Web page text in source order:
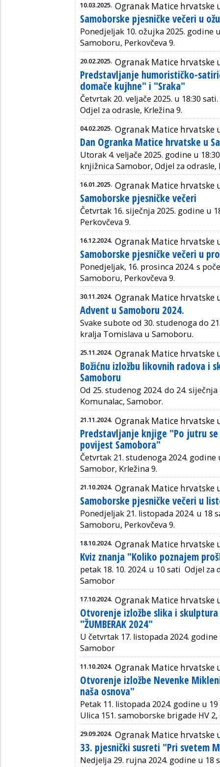
10.03.2025. Ogranak Matice hrvatske
Samoborske pjesničke večeri u
Ponedjeljak 10. ožujka 2025. godine
Samoboru, Perkovčeva 9.
20.02.2025. Ogranak Matice hrvatske
Predstavljanje humorističko-
domače kujhne" i "Sraka"
Četvrtak 20. veljače 2025. u 18:30
Odjel za odrasle, Krležina 9.
04.02.2025. Ogranak Matice hrvatske
Dan Ogranka Matice hrvatske u
Utorak 4. veljače 2025. godine u
knjižnica Samobor, Odjel za
16.01.2025. Ogranak Matice hrvatske
Samoborske pjesničke večeri
Četvrtak 16. siječnja 2025. godine u
Perkovčeva 9.
16.12.2024. Ogranak Matice hrvatske
Samoborske pjesničke večeri u
Ponedjeljak, 16. prosinca 2024. s
Samoboru, Perkovčeva 9.
30.11.2024. Ogranak Matice hrvatske
Advent u Samoboru 2024.
Svake subote od 30. studenoga do
kralja Tomislava u Samoboru.
25.11.2024. Ogranak Matice hrvatske
Božićnu izložbu likovnih radova i
Samoboru
Od 25. studenog 2024. do 24.
Komunalac, Samobor.
21.11.2024. Ogranak Matice hrvatske
Predstavljanje knjige "Po jutru
povijest Samobora"
Četvrtak 21. studenoga 2024. godine
Samobor, Krležina 9.
21.10.2024. Ogranak Matice hrvatske
Samoborske pjesničke večeri u
Ponedjeljak 21. listopada 2024. u 18
Samoboru, Perkovčeva 9.
18.10.2024. Ogranak Matice hrvatske
Kviz znanja "Koliko poznajem
petak 18. 10. 2024. u 10 sati Odjel za
Samobor
17.10.2024. Ogranak Matice hrvatske
Otvorenje izložbe slika i
"ŽUMBERAK 2024"
U četvrtak 17. listopada 2024.
Samobor
11.10.2024. Ogranak Matice hrvatske
Otvorenje izložbe Nevenke
naša osnova"
Petak 11. listopada 2024. godine u 19
Ulica 151. samoborske brigade HV 2,
29.09.2024. Ogranak Matice hrvatske
33. pjesnički susreti "Pri svetem
Nedjelja 29. rujna 2024. godine u 18